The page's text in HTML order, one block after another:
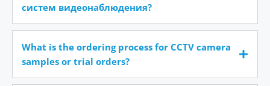
систем видеонаблюдения?
What is the ordering process for CCTV camera
samples or trial orders?